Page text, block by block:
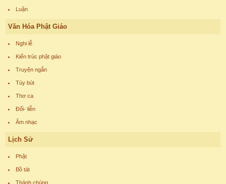
Luận
Văn Hóa Phật Giáo
Nghi lễ
Kiến trúc phật giáo
Truyện ngắn
Tùy bút
Thơ ca
Đối- liễn
Âm nhạc
Lịch Sử
Phật
Bồ tát
Thánh chúng